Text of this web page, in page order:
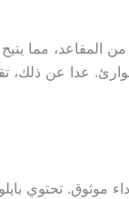
بثلاثة صفوف من
ومريح وأداء